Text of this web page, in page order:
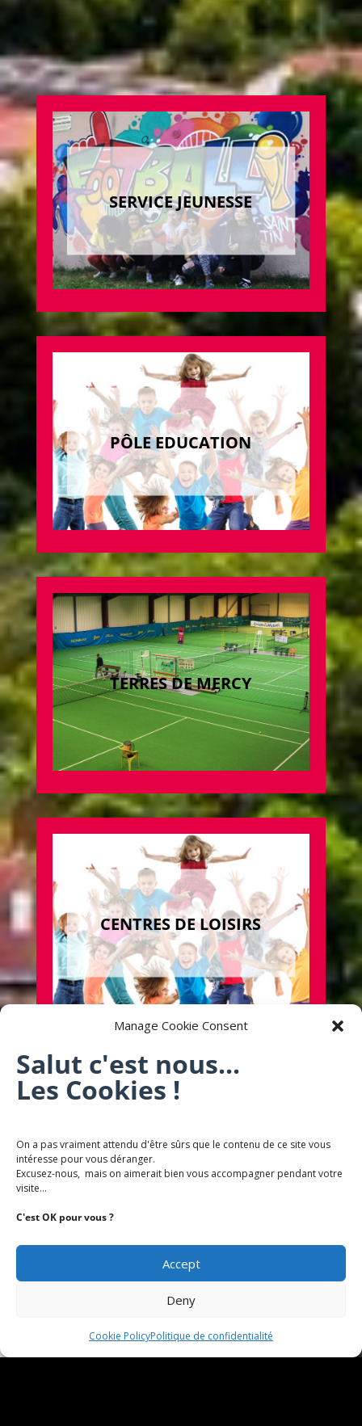
Manage Cookie Consent
Salut c'est nous...
Les Cookies !
On a pas vraiment attendu d'être sûrs que le contenu de ce site vous
intéresse pour vous déranger.
Excusez-nous, mais on aimerait bien vous accompagner pendant votre
visite...
C'est OK pour vous ?
Accept
Deny
Cookie PolicyPolitique de confidentialité
SERVICE JEUNESSE
PÔLE EDUCATION
TERRES DE MERCY
CENTRES DE LOISIRS
MÉDIATHÈQUE